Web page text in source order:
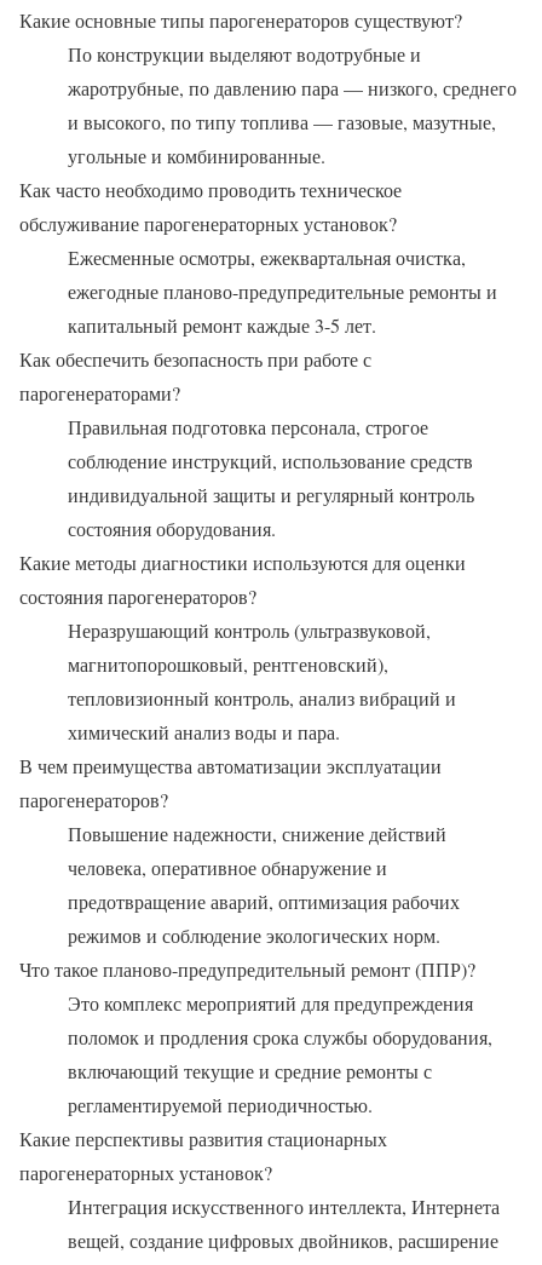
Какие основные типы парогенераторов существуют?
По конструкции выделяют водотрубные и
жаротрубные, по давлению пара — низкого, среднего
и высокого, по типу топлива — газовые, мазутные,
угольные и комбинированные.
Как часто необходимо проводить техническое
обслуживание парогенераторных установок?
Ежесменные осмотры, ежеквартальная очистка,
ежегодные планово-предупредительные ремонты и
капитальный ремонт каждые 3-5 лет.
Как обеспечить безопасность при работе с
парогенераторами?
Правильная подготовка персонала, строгое
соблюдение инструкций, использование средств
индивидуальной защиты и регулярный контроль
состояния оборудования.
Какие методы диагностики используются для оценки
состояния парогенераторов?
Неразрушающий контроль (ультразвуковой,
магнитопорошковый, рентгеновский),
тепловизионный контроль, анализ вибраций и
химический анализ воды и пара.
В чем преимущества автоматизации эксплуатации
парогенераторов?
Повышение надежности, снижение действий
человека, оперативное обнаружение и
предотвращение аварий, оптимизация рабочих
режимов и соблюдение экологических норм.
Что такое планово-предупредительный ремонт (ППР)?
Это комплекс мероприятий для предупреждения
поломок и продления срока службы оборудования,
включающий текущие и средние ремонты с
регламентируемой периодичностью.
Какие перспективы развития стационарных
парогенераторных установок?
Интеграция искусственного интеллекта, Интернета
вещей, создание цифровых двойников, расширение